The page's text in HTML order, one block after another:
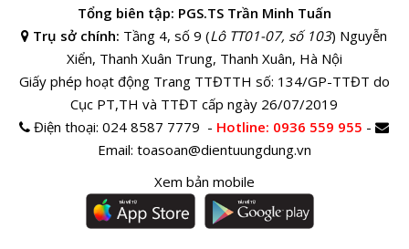
Tổng biên tập: PGS.TS Trần Minh Tuấn
Trụ sở chính: Tầng 4, số 9 (Lô TT01-07, số 103) Nguyễn
Xiển, Thanh Xuân Trung, Thanh Xuân, Hà Nội
Giấy phép hoạt động Trang TTĐTTH số: 134/GP-TTĐT do
Cục PT,TH và TTĐT cấp ngày 26/07/2019
Điện thoại:024 8587 7779 - Hotline: 0936 559 955 -
Email: toasoan@dientuungdung.vn
Xem bản mobile